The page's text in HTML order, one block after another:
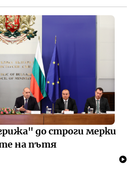
до строги мерки
на пътя